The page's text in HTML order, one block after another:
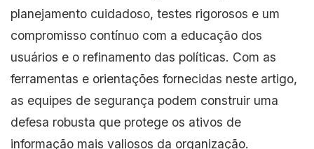
planejamento cuidadoso, testes rigorosos e um
compromisso contínuo com a educação dos
usuários e o refinamento das políticas. Com as
ferramentas e orientações fornecidas neste artigo,
as equipes de segurança podem construir uma
defesa robusta que protege os ativos de
informação mais valiosos da organização.